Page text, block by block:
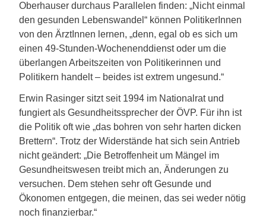
Oberhauser durchaus Parallelen finden: „Nicht einmal
den gesunden Lebenswandel“ können PolitikerInnen
von den ÄrztInnen lernen, „denn, egal ob es sich um
einen 49-Stunden-Wochenenddienst oder um die
überlangen Arbeitszeiten von Politikerinnen und
Politikern handelt – beides ist extrem ungesund.“
Erwin Rasinger sitzt seit 1994 im Nationalrat und
fungiert als Gesundheitssprecher der ÖVP. Für ihn ist
die Politik oft wie „das bohren von sehr harten dicken
Brettern“. Trotz der Widerstände hat sich sein Antrieb
nicht geändert: „Die Betroffenheit um Mängel im
Gesundheitswesen treibt mich an, Änderungen zu
versuchen. Dem stehen sehr oft Gesunde und
Ökonomen entgegen, die meinen, das sei weder nötig
noch finanzierbar.“